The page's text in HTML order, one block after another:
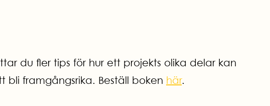
du fler tips för hur ett projekts olika delar kan
bli framgångsrika. Beställ boken här.